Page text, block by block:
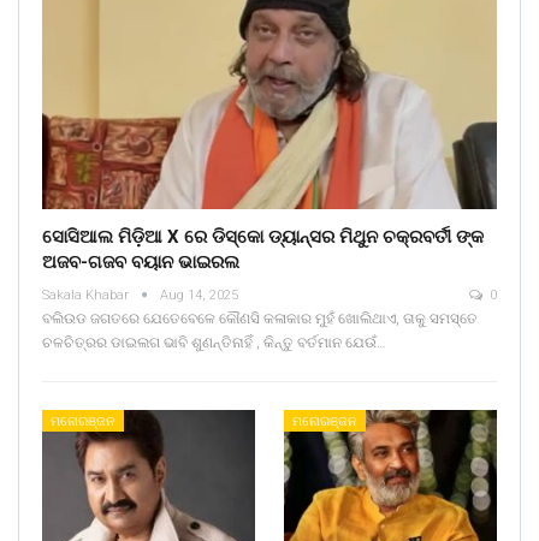
ସୋସିଆଲ ମିଡ଼ିଆ X ରେ ଡିସ୍କୋ ଡ୍ୟାନ୍ସର ମିଥୁନ ଚକ୍ରବର୍ତୀ ଙ୍କ
ଅଜବ-ଗଜବ ବୟାନ ଭାଇରଲ
Sakala Khabar Aug 14, 2025 0
ବଲିଉଡ ଜଗତରେ ଯେତେବେଳେ କୌଣସି କଳାକାର ମୁହଁ ଖୋଲିଥାଏ, ତାକୁ ସମସ୍ତେ
ଚଳଚିତ୍ରର ଡାଇଲଗ ଭାବି ଶୁଣନ୍ତିନାହିଁ , କିନ୍ତୁ ବର୍ତମାନ ଯେଉଁ…
ମନୋରଞ୍ଜନ ମନୋରଞ୍ଜନ